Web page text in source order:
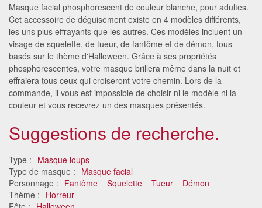
Masque facial phosphorescent de couleur blanche, pour adultes.
Cet accessoire de déguisement existe en 4 modèles différents,
les uns plus effrayants que les autres. Ces modèles incluent un
visage de squelette, de tueur, de fantôme et de démon, tous
basés sur le thème d'Halloween. Grâce à ses propriétés
phosphorescentes, votre masque brillera même dans la nuit et
effraiera tous ceux qui croiseront votre chemin. Lors de la
commande, il vous est impossible de choisir ni le modèle ni la
couleur et vous recevrez un des masques présentés.
Suggestions de recherche.
Type : Masque loups
Type de masque : Masque facial
Personnage : Fantôme Squelette Tueur
Démon
Thème : Horreur